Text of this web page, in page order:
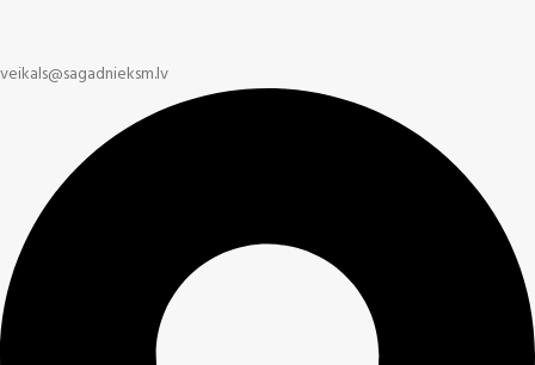
veikals@sagadnieksm.lv